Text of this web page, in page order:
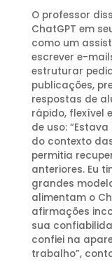
O professor
ChatGPT em
como um
escrever e-
estruturar
publicações,
respostas de
rápido, flexível
de uso:
do contexto
permitia
anteriores. Eu
grandes
alimentam o
afirmações
sua
confiei na
trabalho”,